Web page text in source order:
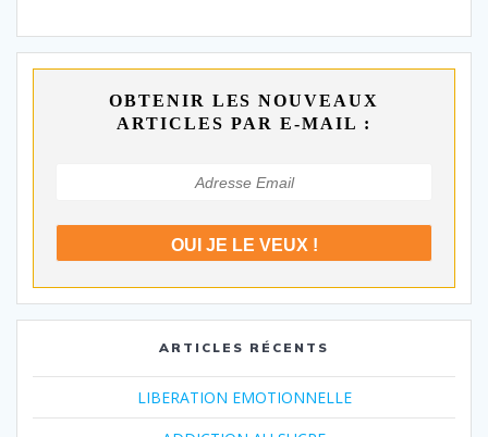
OBTENIR LES NOUVEAUX
ARTICLES PAR E-MAIL :
ARTICLES RÉCENTS
LIBERATION EMOTIONNELLE